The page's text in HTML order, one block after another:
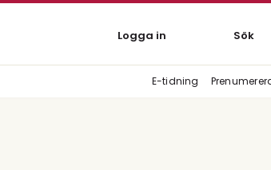
Logga in Sök
E-tidning